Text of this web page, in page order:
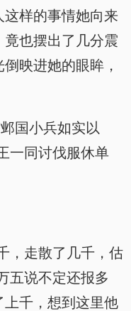
样的事情她向来
也摆出了几分震
映进她的眼眸，
国小兵如实以
一同讨伐服休单
，走散了几千，估
五说不定还报多
千，想到这里他